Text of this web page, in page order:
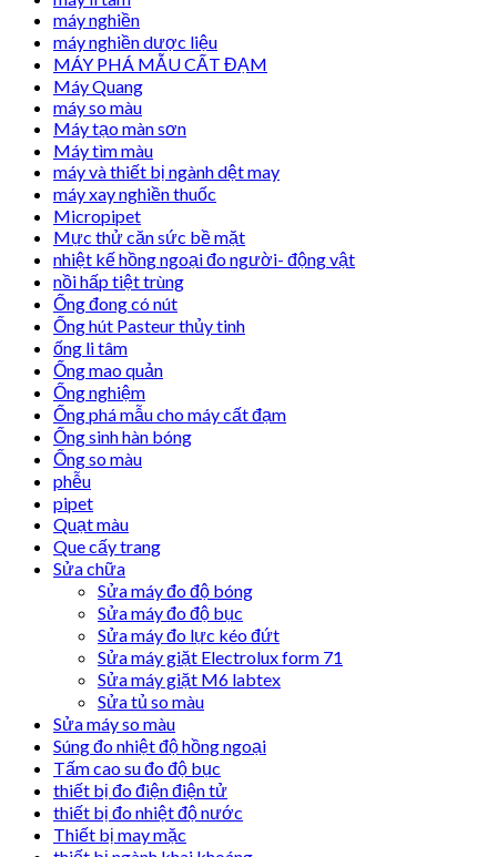
máy nghiền
máy nghiền dược liệu
MÁY PHÁ MẪU CẤT ĐẠM
Máy Quang
máy so màu
Máy tạo màn sơn
Máy tìm màu
máy và thiết bị ngành dệt may
máy xay nghiền thuốc
Micropipet
Mực thử căn sức bề mặt
nhiệt kế hồng ngoại đo người- động vật
nồi hấp tiệt trùng
Ống đong có nút
Ống hút Pasteur thủy tinh
ống li tâm
Ống mao quản
Ống nghiệm
Ống phá mẫu cho máy cất đạm
Ống sinh hàn bóng
Ống so màu
phễu
pipet
Quạt màu
Que cấy trang
Sửa chữa
Sửa máy đo độ bóng
Sửa máy đo độ bục
Sửa máy đo lực kéo đứt
Sửa máy giặt Electrolux form 71
Sửa máy giặt M6 labtex
Sửa tủ so màu
Sửa máy so màu
Súng đo nhiệt độ hồng ngoại
Tấm cao su đo độ bục
thiết bị đo điện điện tử
thiết bị đo nhiệt độ nước
Thiết bị may mặc